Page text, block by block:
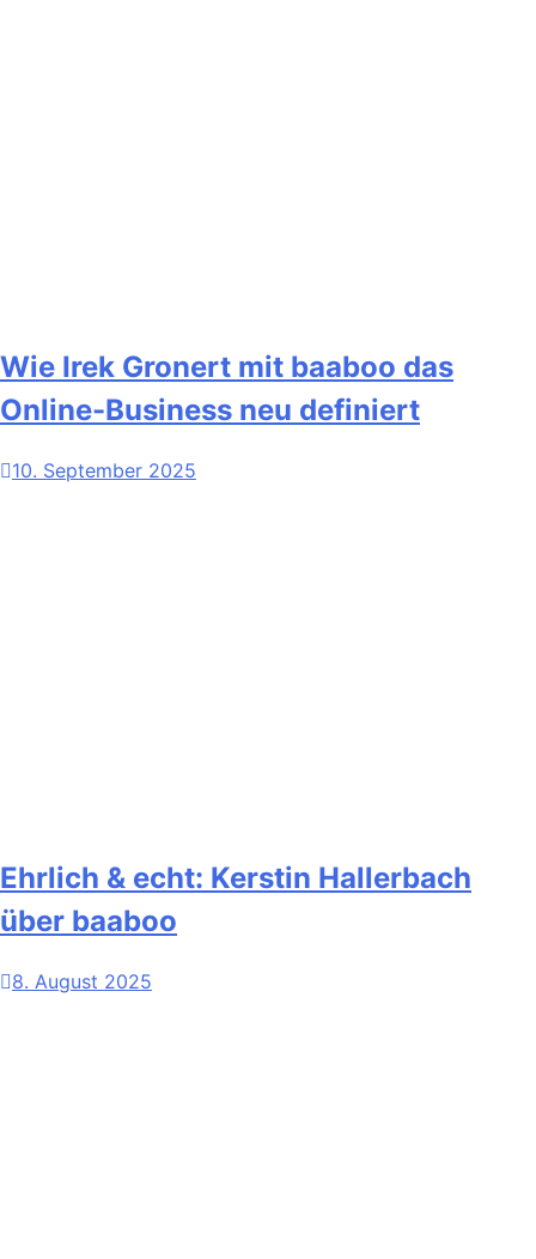
Wie Irek Gronert mit baaboo das
Online-Business neu definiert
10. September 2025
Ehrlich & echt: Kerstin Hallerbach
über baaboo
8. August 2025